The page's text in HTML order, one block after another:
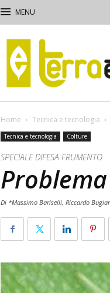
Terra
e
Vita
Home Tecnica e tecnologia
Tecnica e tecnologia Colture
SPECIALE DIFESA FRUMENTO
Di *Massimo Bariselli, Riccardo